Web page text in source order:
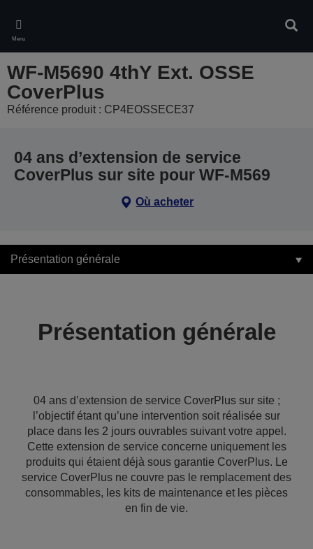
main
content
Menu
WF-M5690 4thY Ext. OSSE
CoverPlus
Référence produit : CP4EOSSECE37
04 ans d’extension de service
CoverPlus sur site pour WF-M569
Où acheter
Présentation générale
Présentation générale
04 ans d’extension de service CoverPlus sur site ;
l’objectif étant qu’une intervention soit réalisée sur
place dans les 2 jours ouvrables suivant votre appel.
Cette extension de service concerne uniquement les
produits qui étaient déjà sous garantie CoverPlus. Le
service CoverPlus ne couvre pas le remplacement des
consommables, les kits de maintenance et les pièces
en fin de vie.